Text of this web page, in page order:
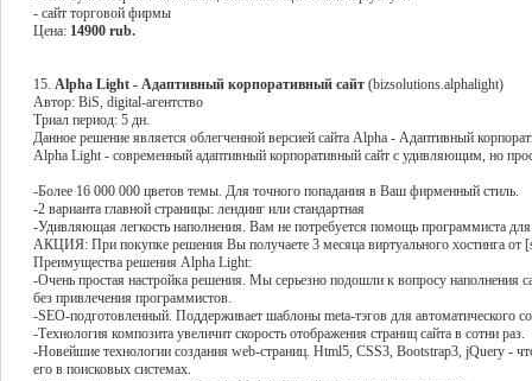
- сайт торговой фирмы
Цена: 14900 rub.
15. Alpha Light - Адаптивный корпоративный сайт (bizsolutions.alphalight)
Автор: BiS, digital-агентство
Триал период: 5 дн.
Данное решение является облегченной версией сайта Alpha - Адаптивный
Alpha Light - cовременный адаптивный корпоративный сайт с удивляющим, но
-Более 16 000 000 цветов темы. Для точного попадания в Ваш фирменный стиль.
-2 варианта главной страницы: лендинг или стандартная
-Удивляющая легкость наполнения. Вам не потребуется помощь программиста для
АКЦИЯ: При покупке решения Вы получаете 3 месяца виртуального хостинга от
Преимущества решения Alpha Light:
-Очень простая настройка решения. Мы серьезно подошли к вопросу наполнения
без привлечения программистов.
-SEO-подготовленный. Поддерживает шаблоны meta-тэгов для автоматического
-Технология композита увеличит скорость отображения страниц сайта в сотни раз.
-Новейшие технологии создания web-страниц. Html5, CSS3, Bootstrap3, jQuery -
его в поисковых системах.